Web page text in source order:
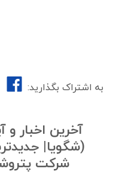
به اشتراک بگذارید:
آخرین اخبار
(شگویا|
شرکت